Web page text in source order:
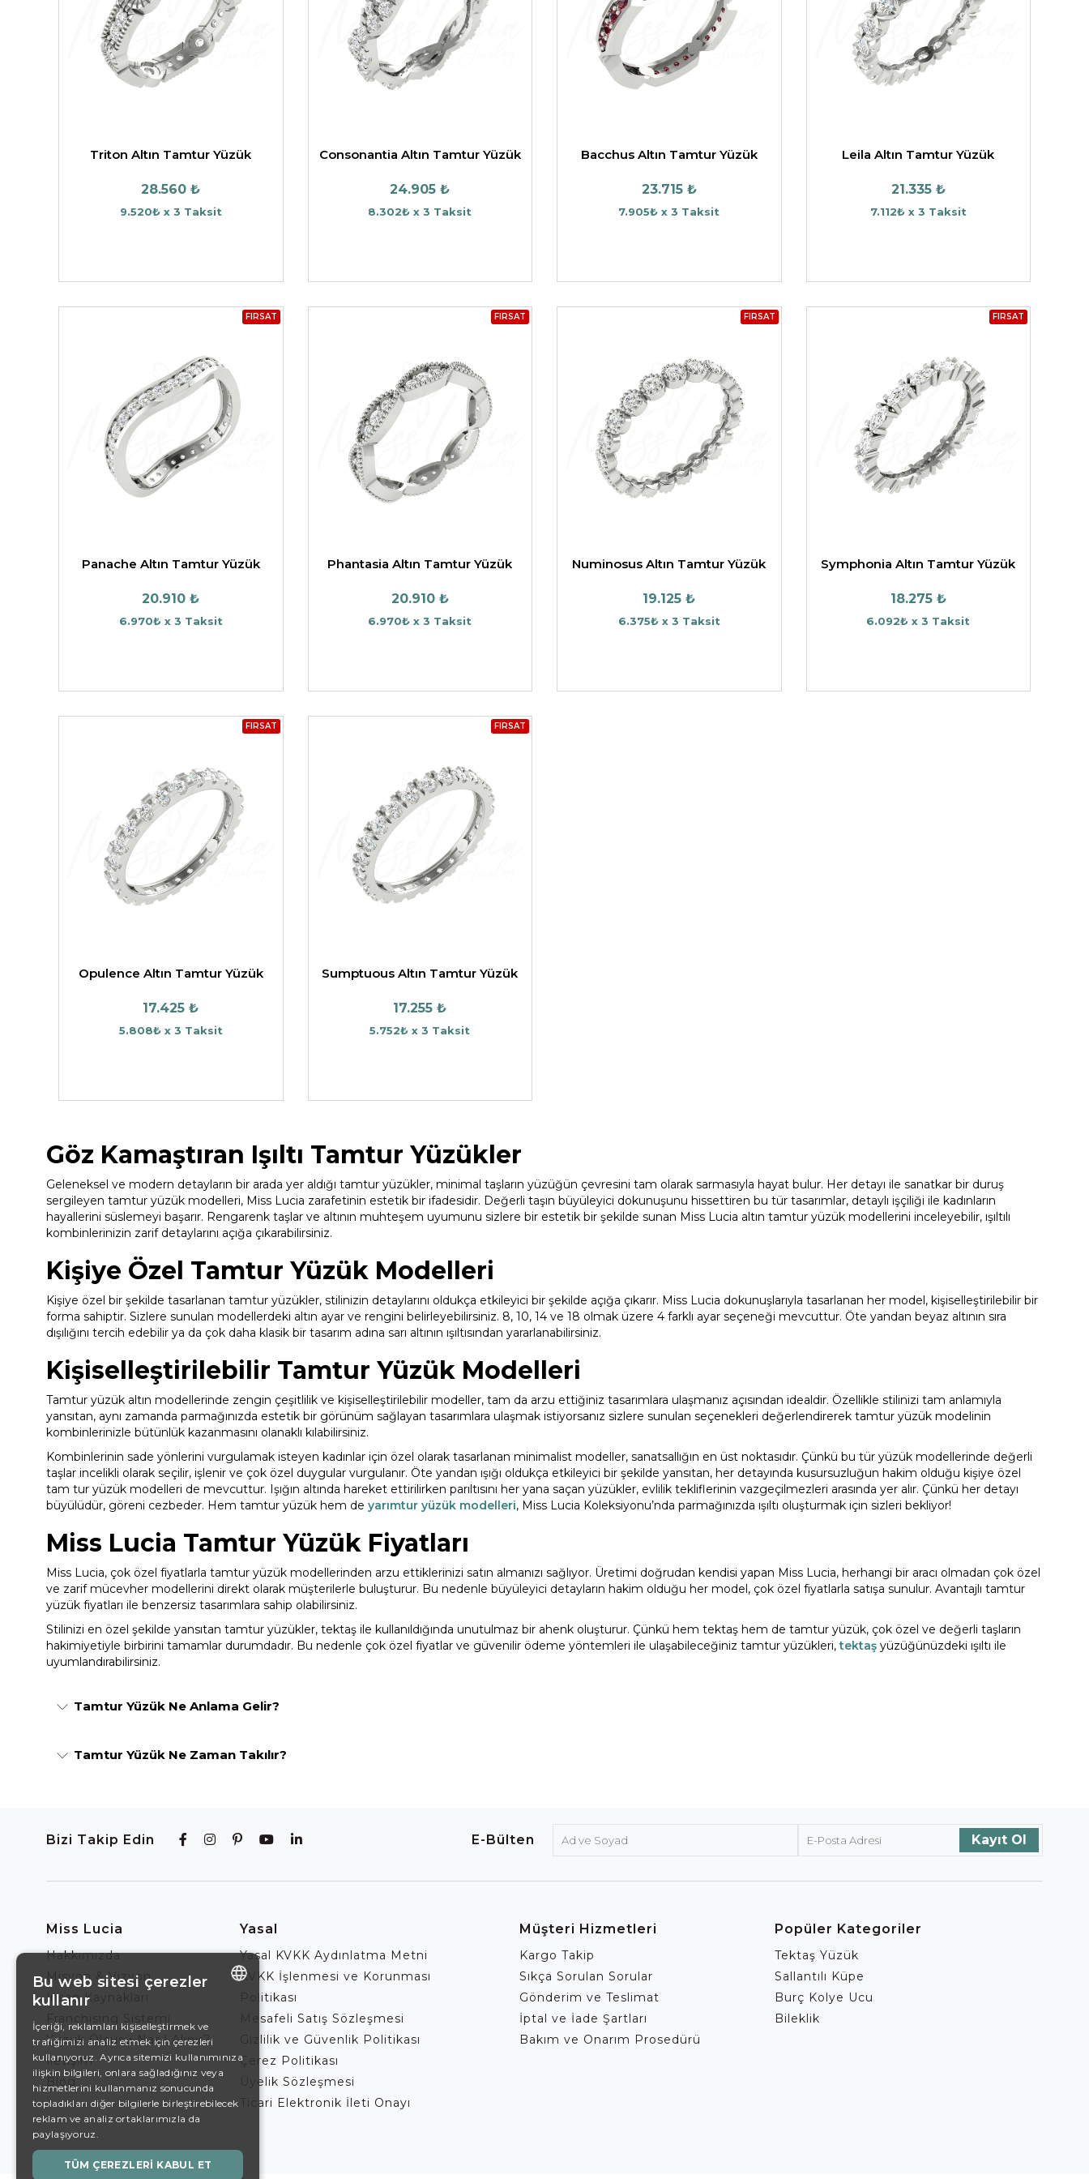
TAŞSIZ YÜZÜK
TAMTUR YÜZÜK
TRIA YÜZÜK
TASARIM KOLYE UCU
HAYVAN FIGÜRLÜ KOLYE
HARFLI KOLYE UCU
Triton Altın Tamtur Yüzük
28.560 ₺
9.520₺ x 3 Taksit
Consonantia Altın Tamtur Yüzük
24.905 ₺
8.302₺ x 3 Taksit
Bacchus Altın Tamtur Yüzük
23.715 ₺
7.905₺ x 3 Taksit
Leila Altın Tamtur Yüzük
21.335 ₺
7.112₺ x 3 Taksit
FIRSAT
Panache Altın Tamtur Yüzük
20.910 ₺
6.970₺ x 3 Taksit
FIRSAT
Phantasia Altın Tamtur Yüzük
20.910 ₺
6.970₺ x 3 Taksit
FIRSAT
Numinosus Altın Tamtur Yüzük
19.125 ₺
6.375₺ x 3 Taksit
FIRSAT
Symphonia Altın Tamtur Yüzük
18.275 ₺
6.092₺ x 3 Taksit
FIRSAT
Opulence Altın Tamtur Yüzük
17.425 ₺
5.808₺ x 3 Taksit
FIRSAT
Sumptuous Altın Tamtur Yüzük
17.255 ₺
5.752₺ x 3 Taksit
Göz Kamaştıran Işıltı Tamtur Yüzükler
Geleneksel ve modern detayların bir arada yer aldığı tamtur yüzükler, minimal taşların yüzüğün çevresini tam olarak sarmasıyla hayat bulur. Her detayı ile sanatkar bir duruş
sergileyen tamtur yüzük modelleri, Miss Lucia zarafetinin estetik bir ifadesidir. Değerli taşın büyüleyici dokunuşunu hissettiren bu tür tasarımlar, detaylı işçiliği ile kadınların
hayallerini süslemeyi başarır. Rengarenk taşlar ve altının muhteşem uyumunu sizlere bir estetik bir şekilde sunan Miss Lucia altın tamtur yüzük modellerini inceleyebilir, ışıltılı
kombinlerinizin zarif detaylarını açığa çıkarabilirsiniz.
Kişiye Özel Tamtur Yüzük Modelleri
Kişiye özel bir şekilde tasarlanan tamtur yüzükler, stilinizin detaylarını oldukça etkileyici bir şekilde açığa çıkarır. Miss Lucia dokunuşlarıyla tasarlanan her model, kişiselleştirilebilir bir
forma sahiptir. Sizlere sunulan modellerdeki altın ayar ve rengini belirleyebilirsiniz. 8, 10, 14 ve 18 olmak üzere 4 farklı ayar seçeneği mevcuttur. Öte yandan beyaz altının sıra
dışılığını tercih edebilir ya da çok daha klasik bir tasarım adına sarı altının ışıltısından yararlanabilirsiniz.
Kişiselleştirilebilir Tamtur Yüzük Modelleri
Tamtur yüzük altın modellerinde zengin çeşitlilik ve kişiselleştirilebilir modeller, tam da arzu ettiğiniz tasarımlara ulaşmanız açısından idealdir. Özellikle stilinizi tam anlamıyla
yansıtan, aynı zamanda parmağınızda estetik bir görünüm sağlayan tasarımlara ulaşmak istiyorsanız sizlere sunulan seçenekleri değerlendirerek tamtur yüzük modelinin
kombinlerinizle bütünlük kazanmasını olanaklı kılabilirsiniz.
Kombinlerinin sade yönlerini vurgulamak isteyen kadınlar için özel olarak tasarlanan minimalist modeller, sanatsallığın en üst noktasıdır. Çünkü bu tür yüzük modellerinde değerli
taşlar incelikli olarak seçilir, işlenir ve çok özel duygular vurgulanır. Öte yandan ışığı oldukça etkileyici bir şekilde yansıtan, her detayında kusursuzluğun hakim olduğu kişiye özel
tam tur yüzük modelleri de mevcuttur. Işığın altında hareket ettirilirken parıltısını her yana saçan yüzükler, evlilik tekliflerinin vazgeçilmezleri arasında yer alır. Çünkü her detayı
büyülüdür, göreni cezbeder. Hem tamtur yüzük hem de yarımtur yüzük modelleri, Miss Lucia Koleksiyonu’nda parmağınızda ışıltı oluşturmak için sizleri bekliyor!
Miss Lucia Tamtur Yüzük Fiyatları
Miss Lucia, çok özel fiyatlarla tamtur yüzük modellerinden arzu ettiklerinizi satın almanızı sağlıyor. Üretimi doğrudan kendisi yapan Miss Lucia, herhangi bir aracı olmadan çok özel
ve zarif mücevher modellerini direkt olarak müşterilerle buluşturur. Bu nedenle büyüleyici detayların hakim olduğu her model, çok özel fiyatlarla satışa sunulur. Avantajlı tamtur
yüzük fiyatları ile benzersiz tasarımlara sahip olabilirsiniz.
Stilinizi en özel şekilde yansıtan tamtur yüzükler, tektaş ile kullanıldığında unutulmaz bir ahenk oluşturur. Çünkü hem tektaş hem de tamtur yüzük, çok özel ve değerli taşların
hakimiyetiyle birbirini tamamlar durumdadır. Bu nedenle çok özel fiyatlar ve güvenilir ödeme yöntemleri ile ulaşabileceğiniz tamtur yüzükleri,tektaş yüzüğünüzdeki ışıltı ile
uyumlandırabilirsiniz.
Tamtur Yüzük Ne Anlama Gelir?
Tamtur Yüzük Ne Zaman Takılır?
Bizi Takip Edin E-Bülten
Miss Lucia
Hakkımızda
Misyon & Vizyon
İnsan Kaynakları
Yüzük Ölçüsü Nasıl Alınır?
İletişim
Blog
Yasal
Yasal KVKK Aydınlatma Metni
KVKK İşlenmesi ve Korunması
Politikası
Mesafeli Satış Sözleşmesi
Gizlilik ve Güvenlik Politikası
Çerez Politikası
Üyelik Sözleşmesi
Ticari Elektronik İleti Onayı
Müşteri Hizmetleri
Kargo Takip
Sıkça Sorulan Sorular
Gönderim ve Teslimat
İptal ve İade Şartları
Bakım ve Onarım Prosedürü
Popüler Kategoriler
Tektaş Yüzük
Sallantılı Küpe
Burç Kolye Ucu
Bileklik
DE
EN
SWEDISH
TURKISH
Bu web sitesi çerezler
kullanır
İçeriği, reklamları kişiselleştirmek ve
trafiğimizi analiz etmek için çerezleri
kullanıyoruz. Ayrıca sitemizi kullanımınıza
ilişkin bilgileri, onlara sağladığınız veya
hizmetlerini kullanmanız sonucunda
topladıkları diğer bilgilerle birleştirebilecek
reklam ve analiz ortaklarımızla da
paylaşıyoruz.
TÜM ÇEREZLERI KABUL ET